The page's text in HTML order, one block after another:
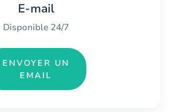
E-mail
Disponible 24/7
ENVOYER UN
EMAIL